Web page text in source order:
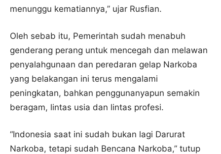
menunggu kematiannya,” ujar Rusfian.
Oleh sebab itu, Pemerintah sudah menabuh
genderang perang untuk mencegah dan melawan
penyalahgunaan dan peredaran gelap Narkoba
yang belakangan ini terus mengalami
peningkatan, bahkan penggunanyapun semakin
beragam, lintas usia dan lintas profesi.
“Indonesia saat ini sudah bukan lagi Darurat
Narkoba, tetapi sudah Bencana Narkoba,” tutup